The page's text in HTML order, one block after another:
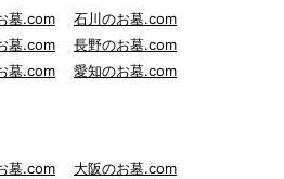
墓.com
石川のお墓.com
墓.com
長野のお墓.com
墓.com
愛知のお墓.com
墓.com
大阪のお墓.com